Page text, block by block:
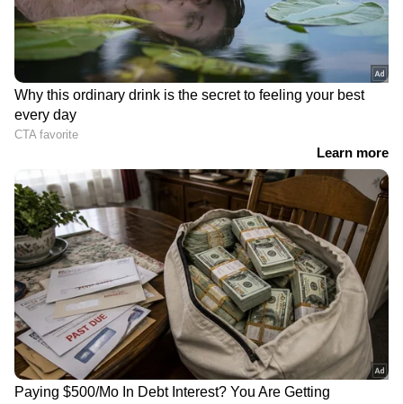
RECOMMENDED STORIES
'ചികിത്സയ്ക്കപ്പുറം
രോഗിയുടെ ഭയവും
ആശങ്കയും കുറയ്ക്കുന്ന
കരുതലുള്ള സാന്നിധ്യമാണ്
പലപ്പോഴും നഴ്സിന്റെ
ഏറ്റവും വലിയ സംഭാവന'
International Nurses Day
2026 : ജീവന്റെ
കാവൽമാലാഖമാർ :
ഇന്ത്യൻ സാഹചര്യത്തിലെ
നഴ്സിം​ഗ് മേഖലയുടെ
അവസ്ഥ